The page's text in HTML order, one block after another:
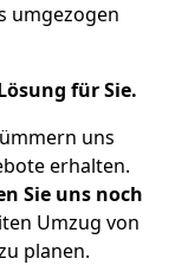
umgezogen
für Sie.
uns
erhalten.
Sie uns noch
Umzug von
planen.